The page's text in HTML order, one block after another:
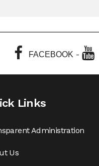
FACEBOOK-
Links
Administration
Us